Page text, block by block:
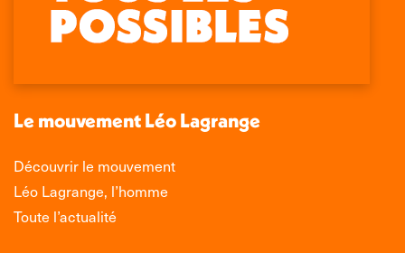
Facebook
s'ouvre
une
fenêtre
X
s'ouvre
une
fenêtre
LinkedIn
s'ouvre
une
fenêtre
Instagram
s'ouvre
une
nouvelle
fenêtre
Le mouvement Léo Lagrange
Découvrir le mouvement
Léo Lagrange, l’homme
Toute l’actualité